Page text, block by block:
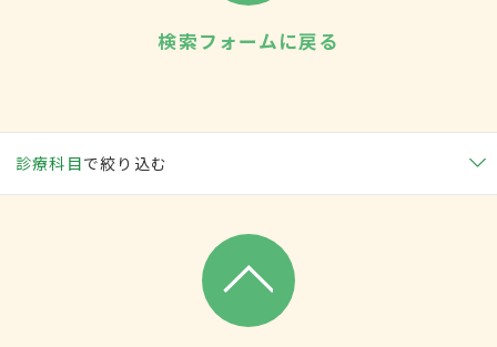
検索フォームに戻る
診療科目で絞り込む